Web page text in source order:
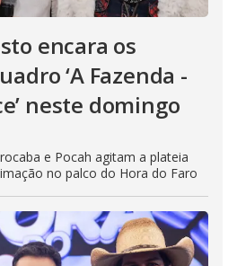
encara os
‘A Fazenda -
neste domingo
e Pocah agitam a plateia
no palco do Hora do Faro